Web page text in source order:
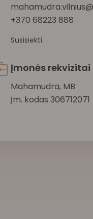
+370 68223 888
Susisiekti
Įmonės rekvizitai
Mahamudra, MB
Įm. kodas 306712071